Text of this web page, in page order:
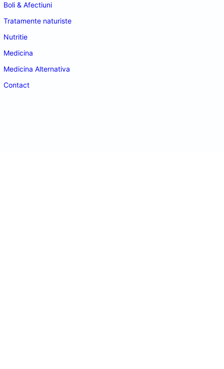
Boli & Afectiuni
Tratamente naturiste
Nutritie
Medicina
Medicina Alternativa
Contact